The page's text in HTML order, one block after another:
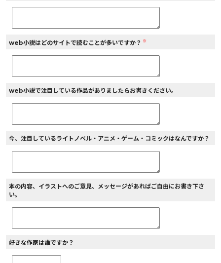
web小説はどのサイトで読むことが多いですか？ ※
web小説で注目している作品がありましたらお書きください。
今、注目しているライトノベル・アニメ・ゲーム・コミックはなんですか？
本の内容、イラストへのご意見、メッセージがあればご自由にお書き下さ
い。
好きな作家は誰ですか？